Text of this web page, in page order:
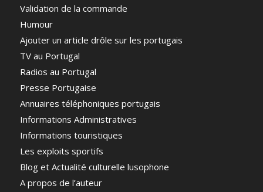
Validation de la commande
Humour
Ajouter un article drôle sur les portugais
TV au Portugal
Radios au Portugal
Presse Portugaise
Annuaires téléphoniques portugais
Informations Administratives
Informations touristiques
Les exploits sportifs
Blog et Actualité culturelle lusophone
A propos de l’auteur